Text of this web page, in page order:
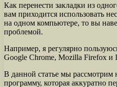
Как перенести закладки из
вам приходится использовать
на одном компьютере, то вы
проблемой.
Например, я регулярно
Google Chrome, Mozilla Firefox и
В данной статье мы
программу, которая аккуратно